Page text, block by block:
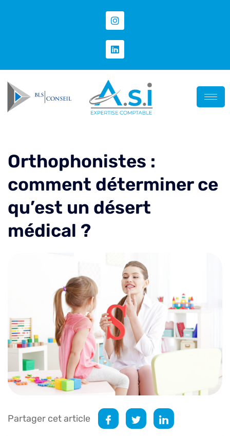
Orthophonistes :
comment déterminer ce
qu’est un désert
médical ?
Partager cet article